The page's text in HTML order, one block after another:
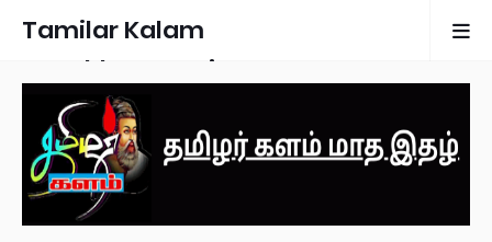
Tamilar Kalam
Monthly Magazine